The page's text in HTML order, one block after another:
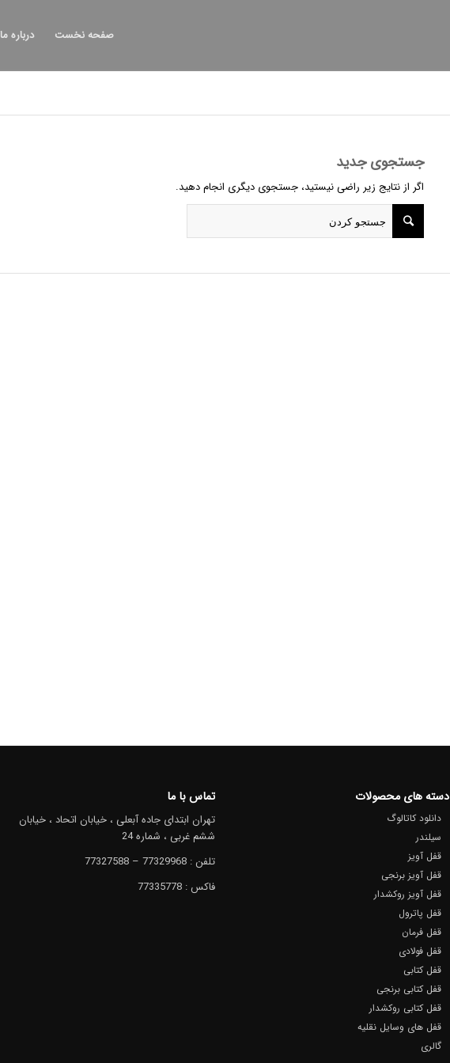
صفحه نخست درباره ما
جستجوی جدید
اگر از نتایج زیر راضی نیستید، جستجوی دیگری انجام دهید.
دسته های محصولات
دانلود کاتالوگ
سیلندر
قفل آویز
قفل آویز برنجی
قفل آویز روکشدار
قفل پاترول
قفل فرمان
قفل فولادی
قفل کتابی
قفل کتابی برنجی
قفل کتابی روکشدار
قفل های وسایل نقلیه
گالری
تماس با ما
تهران ابتدای جاده آبعلی ، خیابان اتحاد ، خیابان
ششم غربی ، شماره 24
تلفن : 77329968 – 77327588
فاکس : 77335778